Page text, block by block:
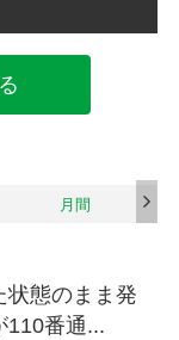
月間
状態のまま発
番通...